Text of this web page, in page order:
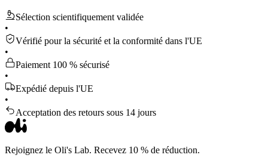
Sélection scientifiquement validée
•
Vérifié pour la sécurité et la conformité dans l'UE
•
Paiement 100 % sécurisé
•
Expédié depuis l'UE
•
Acceptation des retours sous 14 jours
Rejoignez le Oli's Lab. Recevez 10 % de réduction.